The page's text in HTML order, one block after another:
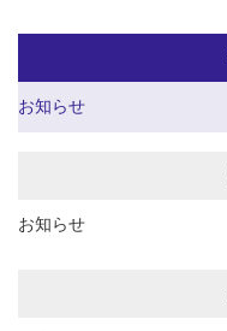
お知らせ
お知らせ